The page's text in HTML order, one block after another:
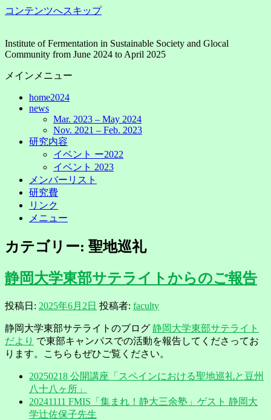
コンテンツへスキップ
Institute of Fermentation in Sustainable Society and Glocal
Community from June 2024 to April 2025
メインメニュー
home2024
news
Mar. 2023 – May 2024
Nov. 2021 – Feb. 2023
研究内容
イベント ー2022
イベント 2023
メンバーリスト
研究費
リンク
メニュー
カテゴリー: 聖地巡礼
静岡大学東部サテライトからのご報告
投稿日: 2025年6月2日 投稿者: faculty
静岡大学東部サテライトのブログ 静岡大学東部サテライト
だより で東部キャンパスでの活動を報告してくださってお
ります。こちらもぜひご覧ください。
20250218 公開講座「スペインにおける聖地巡礼と豆州
八十八ヶ所」
20241111 FMIS「集まれ！静大三余塾」ゲスト 静岡大
学辻佐保子先生